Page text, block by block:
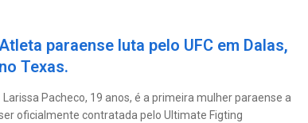
paraense luta pelo UFC em Dalas,
no Texas.
Larissa Pacheco, 19 anos, é a primeira mulher paraense a
oficialmente contratada pelo Ultimate Figting